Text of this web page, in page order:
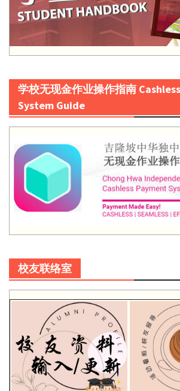
学校无现金作业操作指南
System Guide
校友联络室